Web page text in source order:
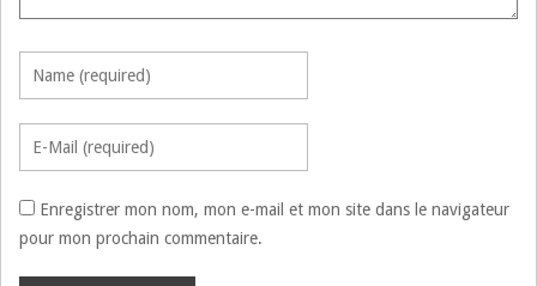
Enregistrer mon nom, mon e-mail et mon site dans le navigateur
pour mon prochain commentaire.